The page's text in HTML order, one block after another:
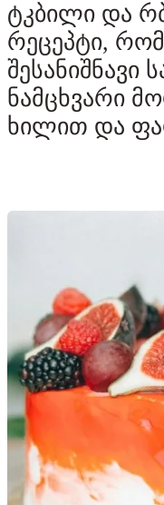
ტკბილი და
რეცეპტი,
შესანიშნავი
ნამცხვარი
ხილით და